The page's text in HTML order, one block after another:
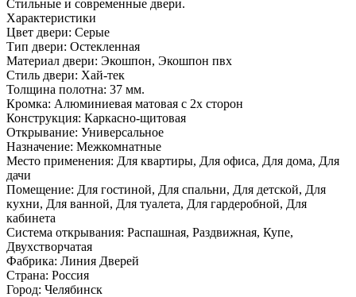
Стильные и современные двери.
Характеристики
Цвет двери: Серые
Тип двери: Остекленная
Материал двери: Экошпон, Экошпон пвх
Стиль двери: Хай-тек
Толщина полотна: 37 мм.
Кромка: Алюминиевая матовая с 2х сторон
Конструкция: Каркасно-щитовая
Открывание: Универсальное
Назначение: Межкомнатные
Место применения: Для квартиры, Для офиса, Для дома, Для
дачи
Помещение: Для гостиной, Для спальни, Для детской, Для
кухни, Для ванной, Для туалета, Для гардеробной, Для
кабинета
Система открывания: Распашная, Раздвижная, Купе,
Двухстворчатая
Фабрика: Линия Дверей
Страна: Россия
Город: Челябинск